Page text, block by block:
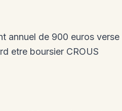
annuel de 900 euros verse
etre boursier CROUS